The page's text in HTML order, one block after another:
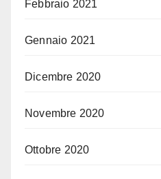
Febbraio 2021
Gennaio 2021
Dicembre 2020
Novembre 2020
Ottobre 2020